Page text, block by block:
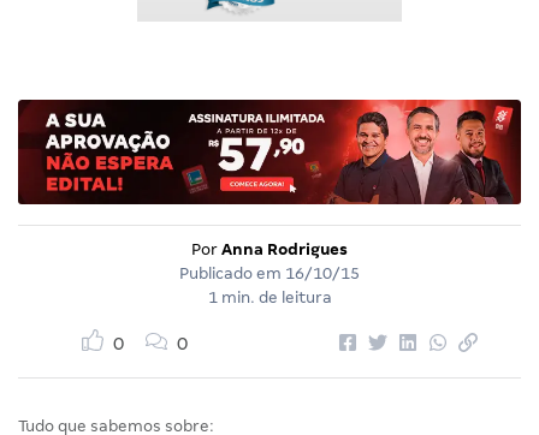
Por Anna Rodrigues
Publicado em 16/10/15
1 min. de leitura
0 0
Tudo que sabemos sobre: